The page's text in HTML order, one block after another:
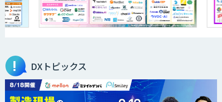
DXトピックス